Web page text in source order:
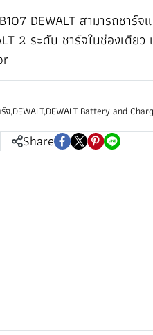
DEWALT สามารถชาร์จ
2 ระดับ ชาร์จในช่องเดีย
จ,DEWALT,DEWALT Battery and
Share